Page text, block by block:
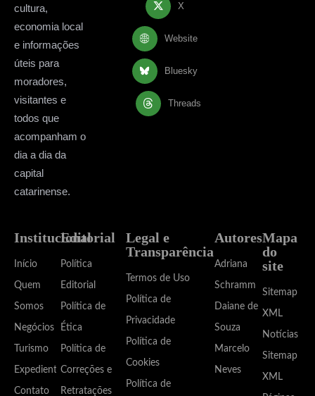
cultura,
economia local
e informações
úteis para
moradores,
visitantes e
todos que
acompanham o
dia a dia da
capital
catarinense.
X
Website
Bluesky
Threads
Institucional
Início
Quem
Somos
Negócios
Turismo
Expediente
Contato
Editorial
Política
Editorial
Política de
Ética
Política de
Correções e
Retratações
Legal e
Transparência
Termos de Uso
Política de
Privacidade
Política de
Cookies
Política de
Autores
Adriana
Schramm
Daiane de
Souza
Marcelo
Neves
Mapa
do
site
Sitemap
XML
Notícias
Sitemap
XML